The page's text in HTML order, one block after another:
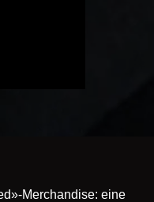
Merchandise: eine